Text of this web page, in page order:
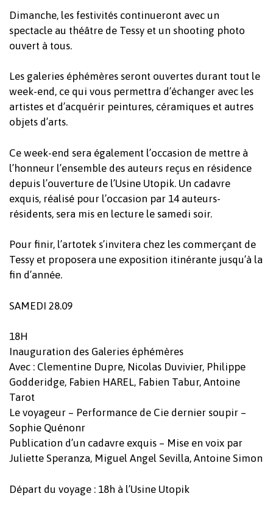
Dimanche, les festivités continueront avec un
spectacle au théâtre de Tessy et un shooting photo
ouvert à tous.
Les galeries éphémères seront ouvertes durant tout le
week-end, ce qui vous permettra d’échanger avec les
artistes et d’acquérir peintures, céramiques et autres
objets d’arts.
Ce week-end sera également l’occasion de mettre à
l’honneur l’ensemble des auteurs reçus en résidence
depuis l’ouverture de l’Usine Utopik. Un cadavre
exquis, réalisé pour l’occasion par 14 auteurs-
résidents, sera mis en lecture le samedi soir.
Pour finir, l’artotek s’invitera chez les commerçant de
Tessy et proposera une exposition itinérante jusqu’à la
fin d’année.
SAMEDI 28.09
18H
Inauguration des Galeries éphémères
Avec : Clementine Dupre, Nicolas Duvivier, Philippe
Godderidge, Fabien HAREL, Fabien Tabur, Antoine
Tarot
Le voyageur – Performance de Cie dernier soupir –
Sophie Quénonr
Publication d’un cadavre exquis – Mise en voix par
Juliette Speranza, Miguel Angel Sevilla, Antoine Simon
Départ du voyage : 18h à l’Usine Utopik